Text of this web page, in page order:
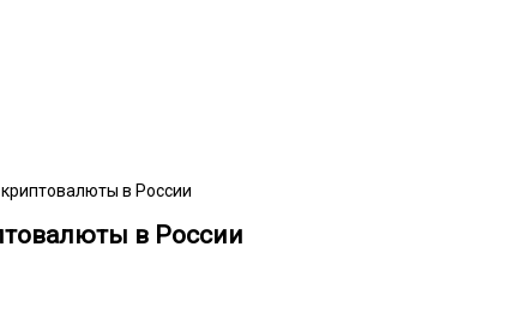
в России
в России